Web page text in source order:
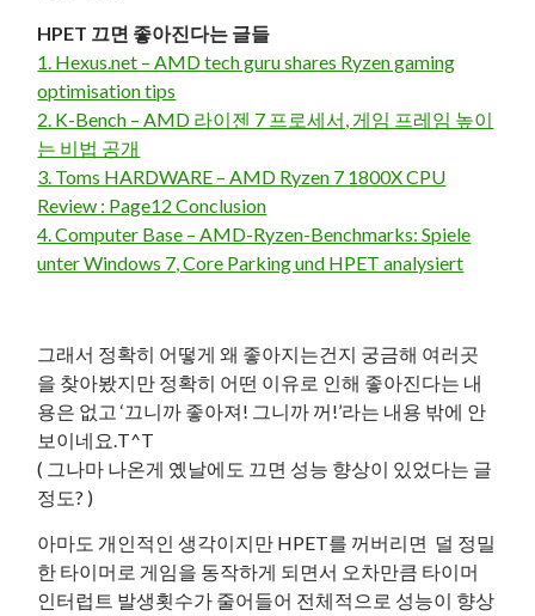
HPET 끄면 좋아진다는 글들
1. Hexus.net – AMD tech guru shares Ryzen gaming
optimisation tips
2. K-Bench – AMD 라이젠 7 프로세서, 게임 프레임 높이
는 비법 공개
3. Toms HARDWARE – AMD Ryzen 7 1800X CPU
Review : Page12 Conclusion
4. Computer Base – AMD-Ryzen-Benchmarks: Spiele
unter Windows 7, Core Parking und HPET analysiert
그래서 정확히 어떻게 왜 좋아지는건지 궁금해 여러곳
을 찾아봤지만 정확히 어떤 이유로 인해 좋아진다는 내
용은 없고 ‘끄니까 좋아져! 그니까 꺼!’라는 내용 밖에 안
보이네요.T^T
( 그나마 나온게 옜날에도 끄면 성능 향상이 있었다는 글
정도? )
아마도 개인적인 생각이지만 HPET를 꺼버리면 덜 정밀
한 타이머로 게임을 동작하게 되면서 오차만큼 타이머
인터럽트 발생횟수가 줄어들어 전체적으로 성능이 향상